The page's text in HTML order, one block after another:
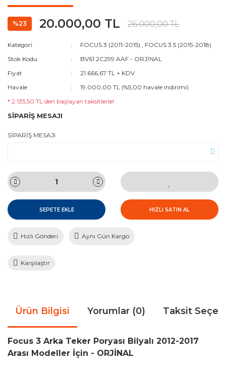
%23 20.000,00 TL 26.000,00 TL
Kategori FOCUS 3 (2011-2015) , FOCUS 3.5 (2015-2018)
Stok Kodu
BV61 2C299 AAF - ORJİNAL
Fiyat
21.666,67 TL + KDV
Havale
19.000,00 TL (%5,00 havale indirimi)
* 2.135,50 TL den başlayan taksitlerle!
SİPARİŞ MESAJI
SİPARİŞ MESAJI
SEPETE EKLE HIZLI SATIN AL
Hızlı Gönderi Aynı Gün Kargo
Karşılaştır
Ürün Bilgisi Yorumlar (0) Taksit
Focus 3 Arka Teker Poryası Bilyalı 2012-2017
Arası Modeller İçin - ORJİNAL